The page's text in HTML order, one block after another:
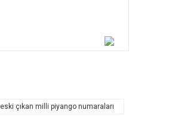
eski çıkan milli piyango numaraları